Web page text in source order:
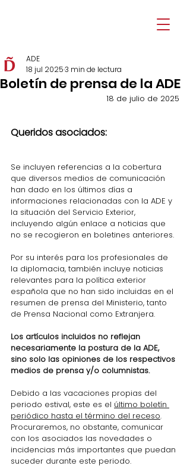
Boletín de prensa de la ADE
ADE
18 jul 20253 min de lectura
18 de julio de 2025
Queridos asociados:
Se incluyen referencias a la cobertura
que diversos medios de comunicación
han dado en los últimos días a
informaciones relacionadas con la ADE y
la situación del Servicio Exterior,
incluyendo algún enlace a noticias que
no se recogieron en boletines anteriores.
Por su interés para los profesionales de
la diplomacia, también incluye noticias
relevantes para la política exterior
española que no han sido incluidas en el
resumen de prensa del Ministerio, tanto
de Prensa Nacional como Extranjera.
Los artículos incluidos no reflejan
necesariamente la postura de la ADE,
sino solo las opiniones de los respectivos
medios de prensa y/o columnistas.
Debido a las vacaciones propias del
periodo estival, este es el último boletín
periódico hasta el término del receso.
Procuraremos, no obstante, comunicar
con los asociados las novedades o
incidencias más importantes que puedan
suceder durante este periodo.